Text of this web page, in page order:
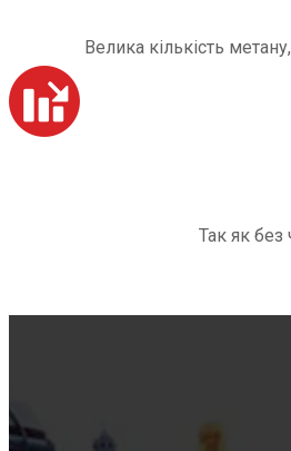
Велика кількість
Так як